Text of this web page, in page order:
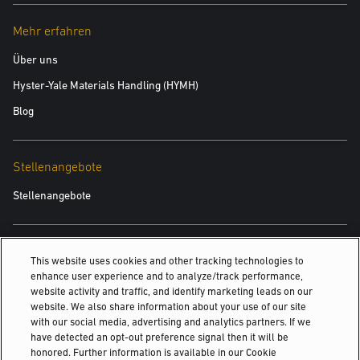
Ausbildungsprogramm für die Großkundenbetreuung, das die
Ausbildung und Förderung der nächsten Generation von B2B-
Flurförderbranche sind die Auszubildenden optimal dafür gerüstet,
produktive Lösungen für Kunden zu finden.
Preisverleihung umfasst, ist einer der Höhepunkte im
Donnerstag, den 27. Juni 2019, im Hotel „The Dorchester“ in London
statt. Gefeiert wird auch das 75-jährige Bestehen der UKWA. Es
werden rund 500 Gäste erwartet, darunter Ihre Königliche Hoheit die
Princess Royal.
Mehr erfahren
Über uns
Hyster-Yale Materials Handling (HYMH)
Blog
Stellenangebote
Stellenangebote
Auch Interessant
Logistiklösungen von Drittanbietern
Yale Robotertechnik
Yale Power Solutions
This website uses cookies and other tracking technologies to
enhance user experience and to analyze/track performance,
website activity and traffic, and identify marketing leads on our
website. We also share information about your use of our site
with our social media, advertising and analytics partners. If we
have detected an opt-out preference signal then it will be
honored. Further information is available in our Cookie